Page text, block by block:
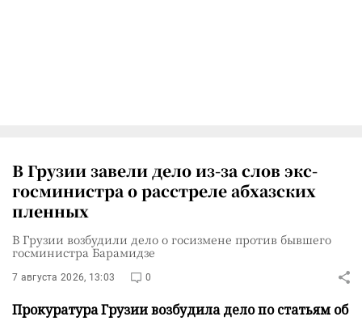
В Грузии завели дело из-за слов экс-
госминистра о расстреле абхазских
пленных
В Грузии возбудили дело о госизмене против бывшего
госминистра Барамидзе
7 августа 2026, 13:03 0
Прокуратура Грузии возбудила дело по статьям об